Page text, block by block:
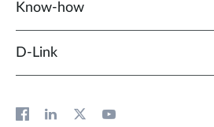
Know-how
D‑Link